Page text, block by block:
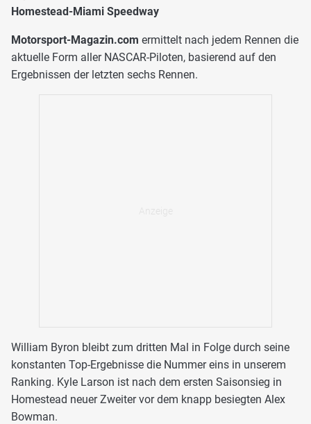
Homestead-Miami Speedway
Motorsport-Magazin.com ermittelt nach jedem Rennen die
aktuelle Form aller NASCAR-Piloten, basierend auf den
Ergebnissen der letzten sechs Rennen.
William Byron bleibt zum dritten Mal in Folge durch seine
konstanten Top-Ergebnisse die Nummer eins in unserem
Ranking. Kyle Larson ist nach dem ersten Saisonsieg in
Homestead neuer Zweiter vor dem knapp besiegten Alex
Bowman.